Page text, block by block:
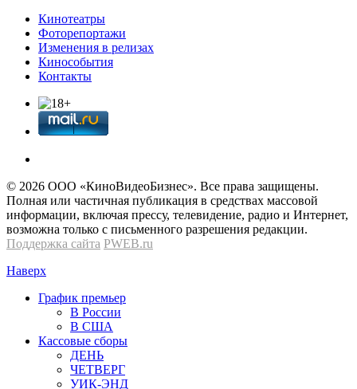
Кинотеатры
Фоторепортажи
Изменения в релизах
Кинособытия
Контакты
© 2026 OOО «КиноВидеоБизнес». Все права защищены.
Полная или частичная публикация в средствах массовой
информации, включая прессу, телевидение, радио и Интернет,
возможна только с письменного разрешения редакции.
Поддержка сайта PWEB.ru
Наверх
График премьер
В России
В США
Кассовые сборы
ДЕНЬ
ЧЕТВЕРГ
УИК-ЭНД